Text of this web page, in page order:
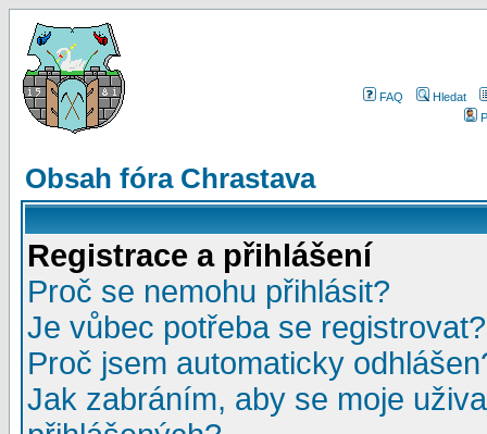
FAQ
Hledat
Obsah fóra Chrastava
Registrace a přihlášení
Proč se nemohu přihlásit?
Je vůbec potřeba se registrovat?
Proč jsem automaticky
Jak zabráním, aby se moje